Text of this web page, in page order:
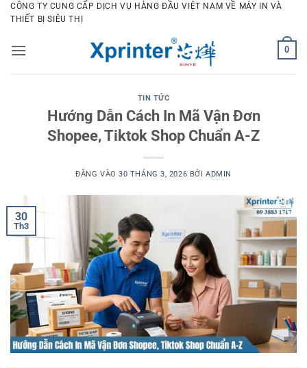
Bỏ
qua
dung
CÔNG TY CUNG CẤP DỊCH VỤ HÀNG ĐẦU VIỆT NAM VỀ MÁY IN VÀ
THIẾT BỊ SIÊU THỊ
0
TIN TỨC
Hướng Dẫn Cách In Mã Vận Đơn
Shopee, Tiktok Shop Chuẩn A-Z
ĐĂNG VÀO30 THÁNG 3, 2026 BỞI ADMIN
30
Th3